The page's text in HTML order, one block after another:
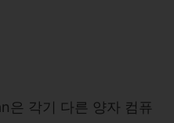
은 각기 다른 양자 컴퓨